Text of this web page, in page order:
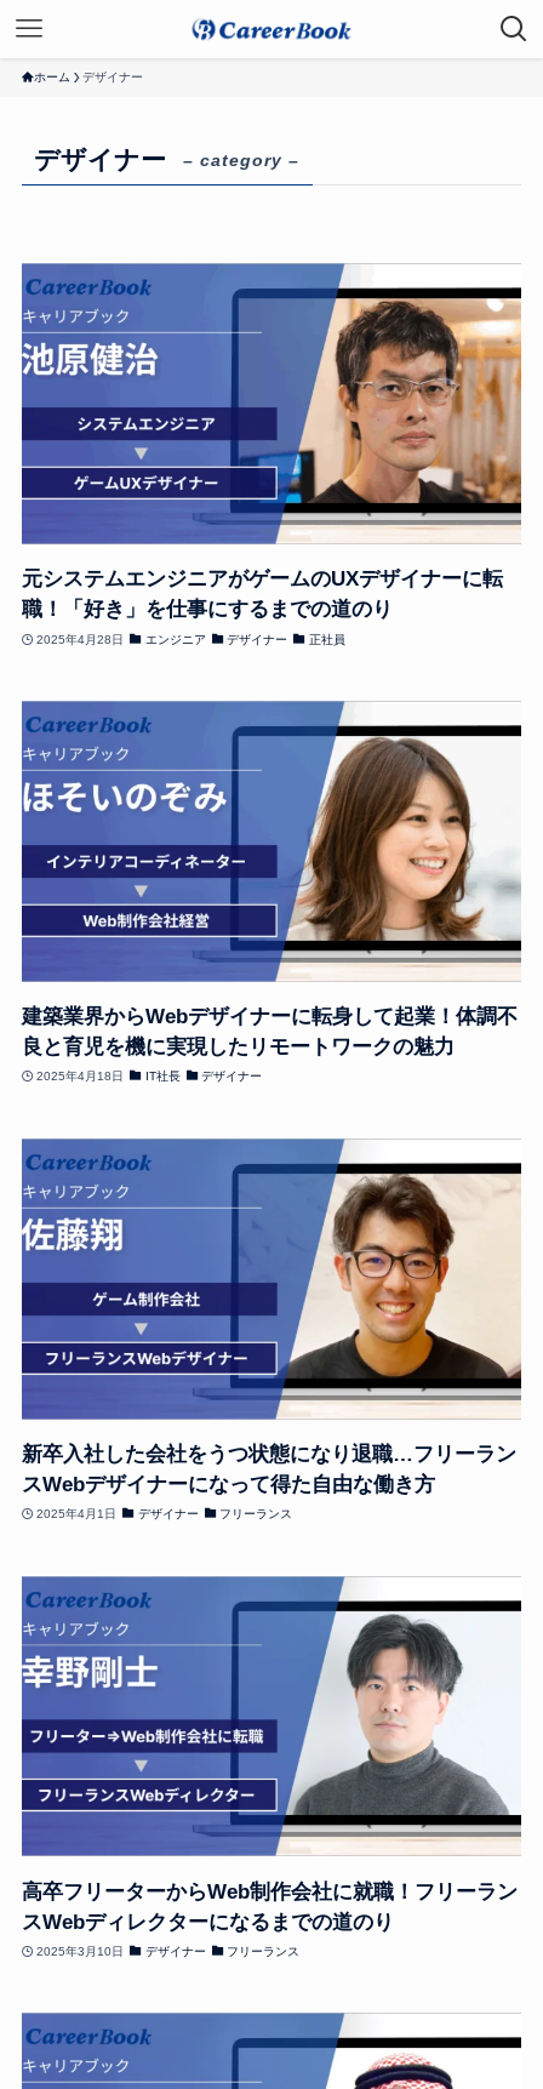
ホーム デザイナー
デザイナー – category –
元システムエンジニアがゲームのUXデザイナーに転
職！「好き」を仕事にするまでの道のり
2025年4月28日 エンジニア デザイナー 正社員
建築業界からWebデザイナーに転身して起業！体調不
良と育児を機に実現したリモートワークの魅力
2025年4月18日 IT社長 デザイナー
新卒入社した会社をうつ状態になり退職…フリーラン
スWebデザイナーになって得た自由な働き方
2025年4月1日 デザイナー フリーランス
高卒フリーターからWeb制作会社に就職！フリーラン
スWebディレクターになるまでの道のり
2025年3月10日 デザイナー フリーランス